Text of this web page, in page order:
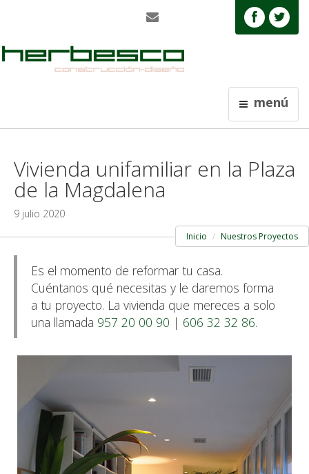
menú
Vivienda unifamiliar en la Plaza
de la Magdalena
9 julio 2020
Inicio Nuestros Proyectos
Es el momento de reformar tu casa.
Cuéntanos qué necesitas y le daremos forma
a tu proyecto. La vivienda que mereces a solo
una llamada 957 20 00 90 | 606 32 32 86.